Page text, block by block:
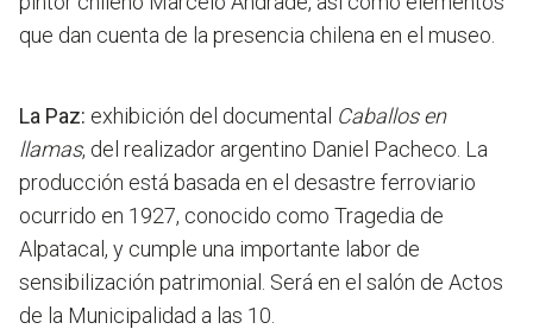
que dan cuenta de la presencia chilena en el museo.
La Paz: exhibición del documental Caballos en
llamas, del realizador argentino Daniel Pacheco. La
producción está basada en el desastre ferroviario
ocurrido en 1927, conocido como Tragedia de
Alpatacal, y cumple una importante labor de
sensibilización patrimonial. Será en el salón de Actos
de la Municipalidad a las 10.